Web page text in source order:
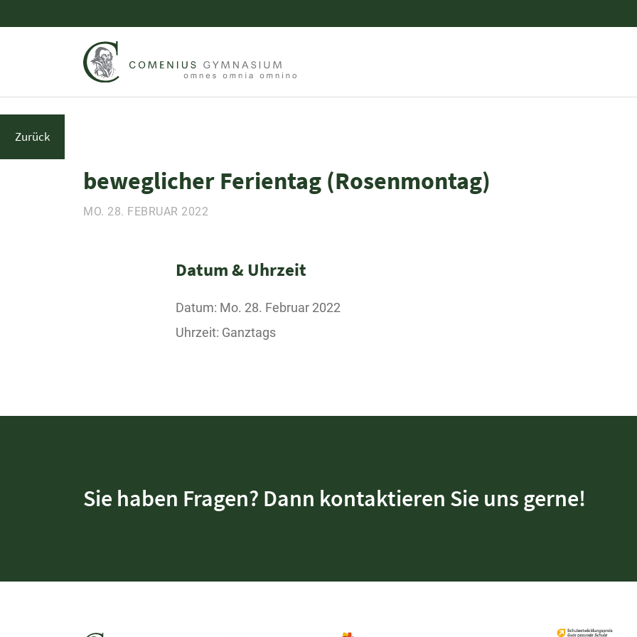
Zurück
beweglicher Ferientag (Rosenmontag)
MO. 28. FEBRUAR 2022
Datum & Uhrzeit
Datum: Mo. 28. Februar 2022
Uhrzeit: Ganztags
Sie haben Fragen? Dann kontaktieren Sie uns gerne!